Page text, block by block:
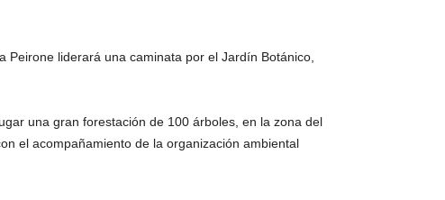
Peirone liderará una caminata por el Jardín Botánico,
una gran forestación de 100 árboles, en la zona del
el acompañamiento de la organización ambiental